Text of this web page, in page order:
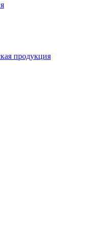
продукция